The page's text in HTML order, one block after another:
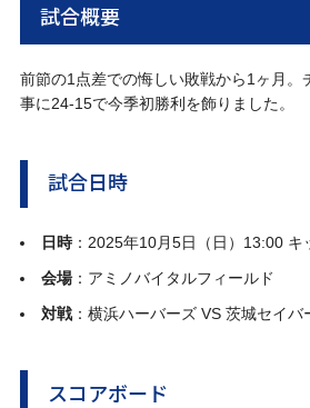
試合概要
前節の1点差での悔しい敗戦から1ヶ月。
事に24-15で今季初勝利を飾りました。
試合日時
日時：2025年10月5日（日）13:00 キ
会場：アミノバイタルフィールド
対戦：横浜ハーバーズ VS 茨城セイバ
スコアボード